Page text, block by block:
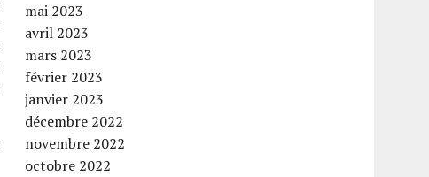
mai 2023
avril 2023
mars 2023
février 2023
janvier 2023
décembre 2022
novembre 2022
octobre 2022